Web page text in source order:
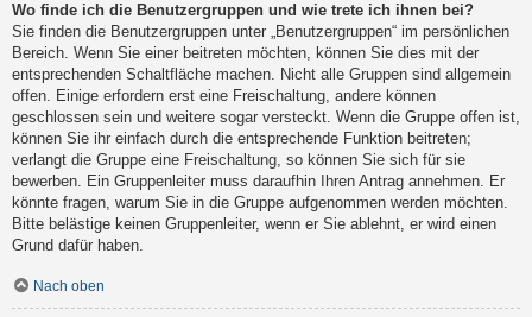
Wo finde ich die Benutzergruppen und wie trete ich ihnen bei?
Sie finden die Benutzergruppen unter „Benutzergruppen“ im persönlichen
Bereich. Wenn Sie einer beitreten möchten, können Sie dies mit der
entsprechenden Schaltfläche machen. Nicht alle Gruppen sind allgemein
offen. Einige erfordern erst eine Freischaltung, andere können
geschlossen sein und weitere sogar versteckt. Wenn die Gruppe offen ist,
können Sie ihr einfach durch die entsprechende Funktion beitreten;
verlangt die Gruppe eine Freischaltung, so können Sie sich für sie
bewerben. Ein Gruppenleiter muss daraufhin Ihren Antrag annehmen. Er
könnte fragen, warum Sie in die Gruppe aufgenommen werden möchten.
Bitte belästige keinen Gruppenleiter, wenn er Sie ablehnt, er wird einen
Grund dafür haben.
Nach oben